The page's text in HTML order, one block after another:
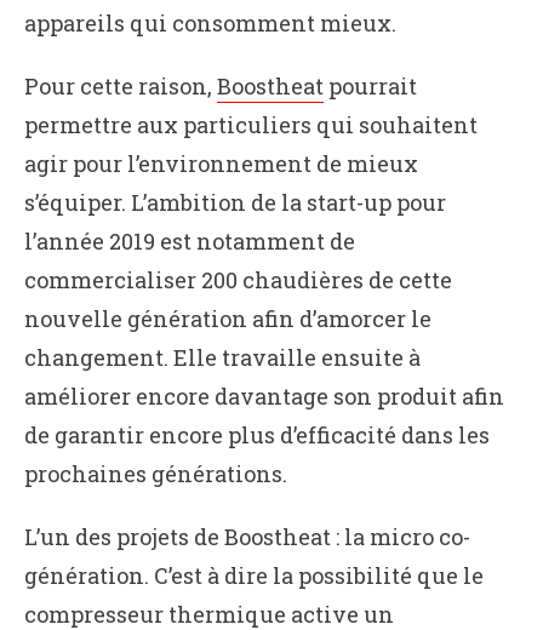
appareils qui consomment mieux.
Pour cette raison, Boostheat pourrait
permettre aux particuliers qui souhaitent
agir pour l’environnement de mieux
s’équiper. L’ambition de la start-up pour
l’année 2019 est notamment de
commercialiser 200 chaudières de cette
nouvelle génération afin d’amorcer le
changement. Elle travaille ensuite à
améliorer encore davantage son produit afin
de garantir encore plus d’efficacité dans les
prochaines générations.
L’un des projets de Boostheat : la micro co-
génération. C’est à dire la possibilité que le
compresseur thermique active un